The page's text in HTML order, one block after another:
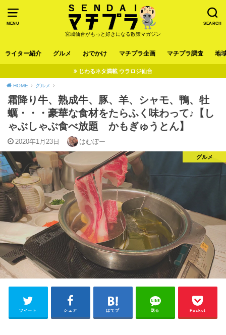
MENU SEARCH
宮城仙台がもっと好きになる散策マガジン
ライター紹介 グルメ おでかけ マチプラ企画 マチプラ調査 地
じわるネタ満載 ウラロジ仙台
HOME グルメ
霜降り牛、熟成牛、豚、羊、シャモ、鴨、牡
蠣・・・豪華な食材をたらふく味わって♪【し
ゃぶしゃぶ食べ放題 かもぎゅうとん】
2020年1月23日 はむぼー
グルメ
ツイート シェア はてブ 送る Pocket